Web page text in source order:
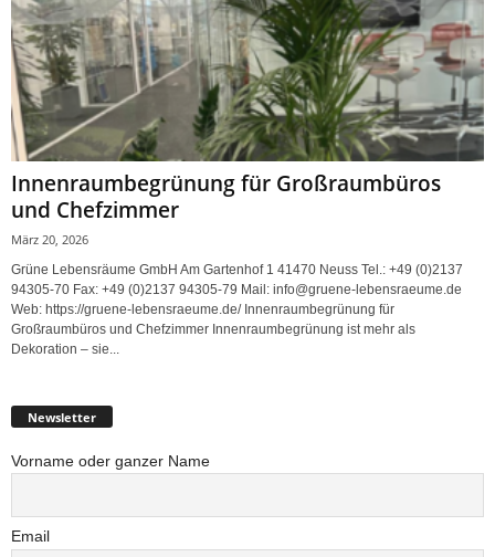
Innenraumbegrünung für Großraumbüros
und Chefzimmer
März 20, 2026
Grüne Lebensräume GmbH Am Gartenhof 1 41470 Neuss Tel.: +49 (0)2137
94305-70 Fax: +49 (0)2137 94305-79 Mail: info@gruene-lebensraeume.de
Web: https://gruene-lebensraeume.de/ Innenraumbegrünung für
Großraumbüros und Chefzimmer Innenraumbegrünung ist mehr als
Dekoration – sie...
Newsletter
Vorname oder ganzer Name
Email